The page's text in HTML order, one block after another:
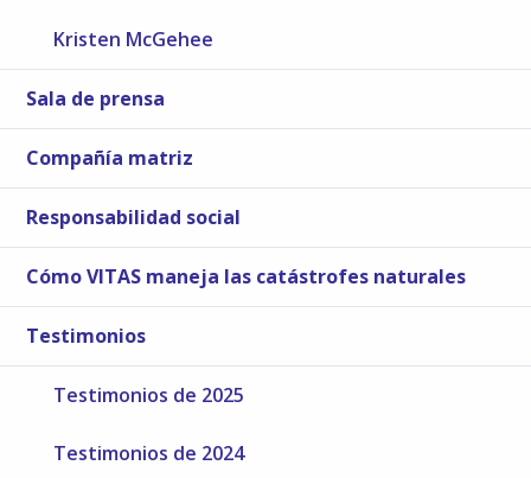
Kristen McGehee
Sala de prensa
Compañía matriz
Responsabilidad social
Cómo VITAS maneja las catástrofes naturales
Testimonios
Testimonios de 2025
Testimonios de 2024